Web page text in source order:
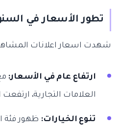
تطور الأسعار في
شهدت اسعار اعلانات
ارتفاع عام في الأسعار:
العلامات التجارية،
تنوع الخيارات: ظهور فئة